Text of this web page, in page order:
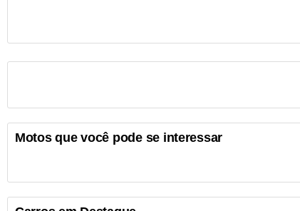
Motos que você pode se interessar